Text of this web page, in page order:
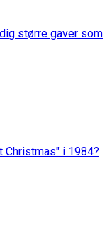
større gaver som
Christmas" i 1984?